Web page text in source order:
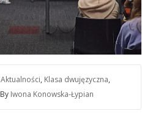
Aktualności, Klasa dwujęzyczna,
By Iwona Konowska-Łypian